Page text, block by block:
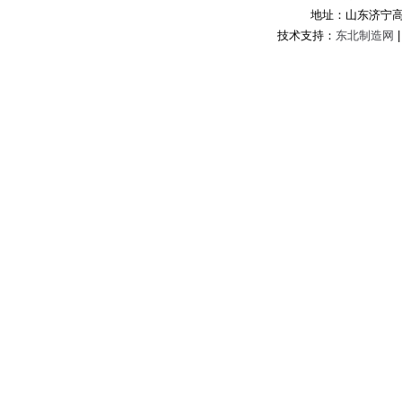
地址：山东济宁
技术支持： 东北制造网